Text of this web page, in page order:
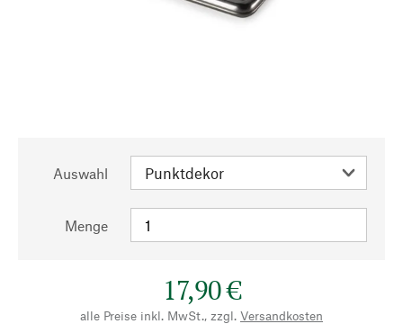
Auswahl
Menge
17,90 €
alle Preise inkl. MwSt., zzgl. Versandkosten